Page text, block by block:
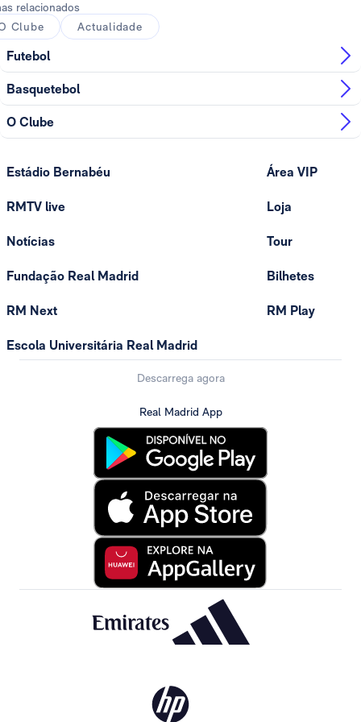
relacionados
Clube
Actualidade
Futebol
Basquetebol
O Clube
Estádio Bernabéu
RMTV live
Notícias
Fundação Real Madrid
RM Next
Escola Universitária Real Madrid
Área VIP
Loja
Tour
Bilhetes
RM Play
Descarrega agora
Real Madrid App